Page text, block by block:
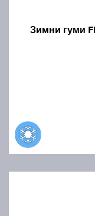
Зимни гуми